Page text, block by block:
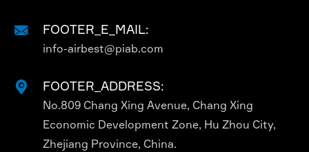
 FOOTER_E_MAIL:
info-airbest@piab.com
 FOOTER_ADDRESS:
No.809 Chang Xing Avenue, Chang Xing
Economic Development Zone, Hu Zhou City,
Zhejiang Province, China.